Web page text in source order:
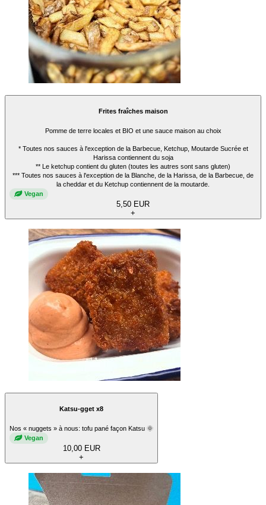
Frites fraîches maison
Pomme de terre locales et BIO et une sauce maison au choix
* Toutes nos sauces à l'exception de la Barbecue, Ketchup, Moutarde Sucrée et
Harissa contiennent du soja
** Le ketchup contient du gluten (toutes les autres sont sans gluten)
*** Toutes nos sauces à l'exception de la Blanche, de la Harissa, de la Barbecue, de
la cheddar et du Ketchup contiennent de la moutarde.
Vegan
5,50 EUR
+
Katsu-gget x8
Nos « nuggets » à nous: tofu pané façon Katsu 🌞
Vegan
10,00 EUR
+